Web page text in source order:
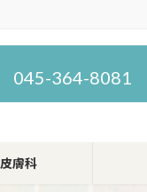
045-364-8081
皮膚科